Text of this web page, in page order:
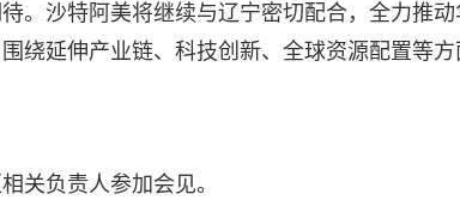
。沙特阿美将继续与辽宁密切配合，全力推动
绕延伸产业链、科技创新、全球资源配置等
关负责人参加会见。